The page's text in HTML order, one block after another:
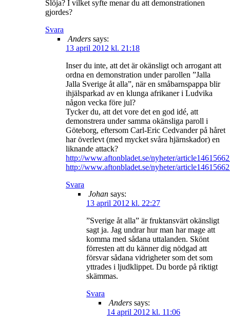
Slöja? I vilket syfte menar du att demonstrationen
gjordes?
Svara
Anders says:
13 april 2012 kl. 21:18
Inser du inte, att det är okänsligt och arrogant att
ordna en demonstration under parollen ”Jalla
Jalla Sverige åt alla”, när en småbarnspappa blir
ihjälsparkad av en klunga afrikaner i Ludvika
någon vecka före jul?
Tycker du, att det vore det en god idé, att
demonstrera under samma okänsliga paroll i
Göteborg, eftersom Carl-Eric Cedvander på håret
har överlevt (med mycket svåra hjärnskador) en
liknande attack?
http://www.aftonbladet.se/nyheter/
http://www.aftonbladet.se/nyheter/
Svara
Johan says:
13 april 2012 kl. 22:27
”Sverige åt alla” är fruktansvärt okänsligt
sagt ja. Jag undrar hur man har mage att
komma med sådana uttalanden. Skönt
förresten att du känner dig nödgad att
försvar sådana vidrigheter som det som
yttrades i ljudklippet. Du borde på riktigt
skämmas.
Svara
Anders says:
14 april 2012 kl. 11:06